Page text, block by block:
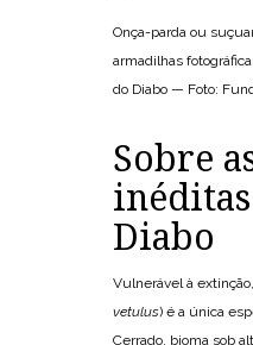
Onça-parda ou
armadilhas
do Diabo — Foto:
Sobre
Diabo
Vulnerável à
vetulus) é a única
Cerrado, bioma sob